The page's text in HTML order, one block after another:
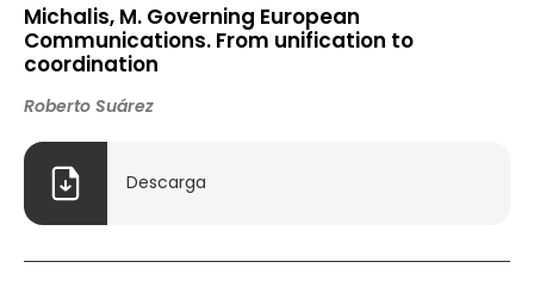
Michalis, M. Governing European
Communications. From unification to
coordination
Roberto Suárez
Descarga